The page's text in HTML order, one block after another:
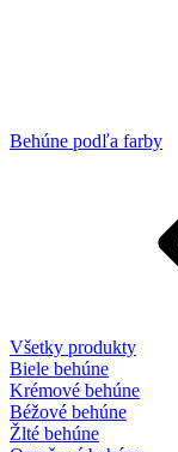
Behúne podľa farby
Všetky produkty
Biele behúne
Krémové behúne
Béžové behúne
Žlté behúne